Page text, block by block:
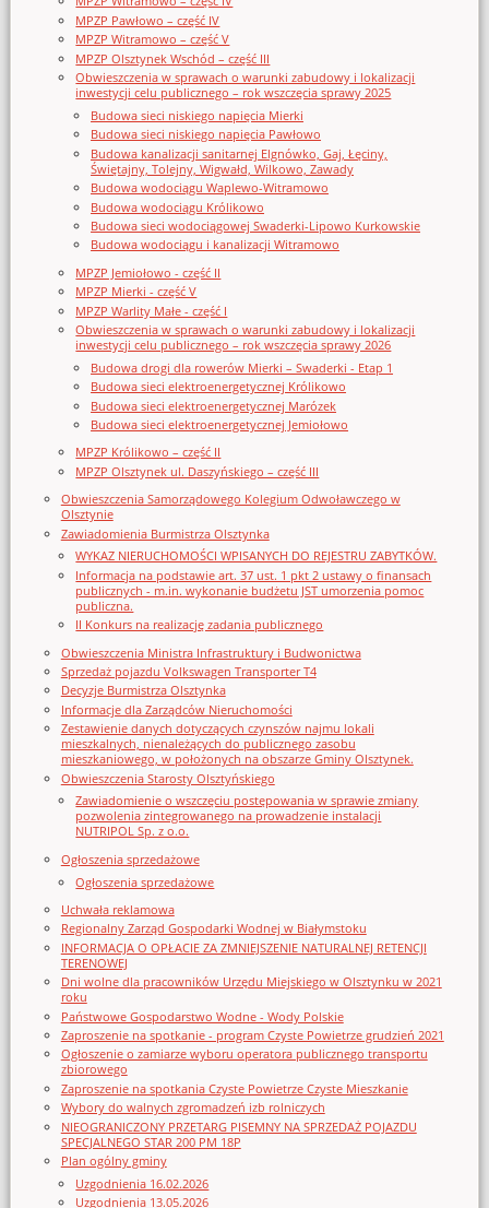
MPZP Pawłowo – część IV
MPZP Witramowo – część V
MPZP Olsztynek Wschód – część III
Obwieszczenia w sprawach o warunki zabudowy i lokalizacji
inwestycji celu publicznego – rok wszczęcia sprawy 2025
Budowa sieci niskiego napięcia Mierki
Budowa sieci niskiego napięcia Pawłowo
Budowa kanalizacji sanitarnej Elgnówko, Gaj, Łęciny,
Świętajny, Tolejny, Wigwałd, Wilkowo, Zawady
Budowa wodociągu Waplewo-Witramowo
Budowa wodociągu Królikowo
Budowa sieci wodociągowej Swaderki-Lipowo Kurkowskie
Budowa wodociągu i kanalizacji Witramowo
MPZP Jemiołowo - część II
MPZP Mierki - część V
MPZP Warlity Małe - część I
Obwieszczenia w sprawach o warunki zabudowy i lokalizacji
inwestycji celu publicznego – rok wszczęcia sprawy 2026
Budowa drogi dla rowerów Mierki – Swaderki - Etap 1
Budowa sieci elektroenergetycznej Królikowo
Budowa sieci elektroenergetycznej Marózek
Budowa sieci elektroenergetycznej Jemiołowo
MPZP Królikowo – część II
MPZP Olsztynek ul. Daszyńskiego – część III
Obwieszczenia Samorządowego Kolegium Odwoławczego w
Olsztynie
Zawiadomienia Burmistrza Olsztynka
WYKAZ NIERUCHOMOŚCI WPISANYCH DO REJESTRU ZABYTKÓW.
Informacja na podstawie art. 37 ust. 1 pkt 2 ustawy o finansach
publicznych - m.in. wykonanie budżetu JST umorzenia pomoc
publiczna.
II Konkurs na realizację zadania publicznego
Obwieszczenia Ministra Infrastruktury i Budwonictwa
Sprzedaż pojazdu Volkswagen Transporter T4
Decyzje Burmistrza Olsztynka
Informacje dla Zarządców Nieruchomości
Zestawienie danych dotyczących czynszów najmu lokali
mieszkalnych, nienależących do publicznego zasobu
mieszkaniowego, w położonych na obszarze Gminy Olsztynek.
Obwieszczenia Starosty Olsztyńskiego
Zawiadomienie o wszczęciu postępowania w sprawie zmiany
pozwolenia zintegrowanego na prowadzenie instalacji
NUTRIPOL Sp. z o.o.
Ogłoszenia sprzedażowe
Ogłoszenia sprzedażowe
Uchwała reklamowa
Regionalny Zarząd Gospodarki Wodnej w Białymstoku
INFORMACJA O OPŁACIE ZA ZMNIEJSZENIE NATURALNEJ RETENCJI
TERENOWEJ
Dni wolne dla pracowników Urzędu Miejskiego w Olsztynku w 2021
roku
Państwowe Gospodarstwo Wodne - Wody Polskie
Zaproszenie na spotkanie - program Czyste Powietrze grudzień 2021
Ogłoszenie o zamiarze wyboru operatora publicznego transportu
zbiorowego
Zaproszenie na spotkania Czyste Powietrze Czyste Mieszkanie
Wybory do walnych zgromadzeń izb rolniczych
NIEOGRANICZONY PRZETARG PISEMNY NA SPRZEDAŻ POJAZDU
SPECJALNEGO STAR 200 PM 18P
Plan ogólny gminy
Uzgodnienia 16.02.2026
Uzgodnienia 13.05.2026